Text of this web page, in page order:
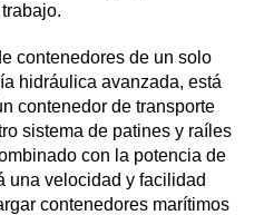
contenedores de un solo
hidráulica avanzada, está
contenedor de transporte
sistema de patines y raíles
con la potencia de
una velocidad y facilidad
contenedores marítimos